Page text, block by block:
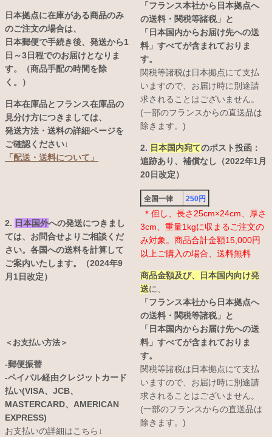
日本拠点に在庫がある商品のみ
のご注文の場合は、
日本郵便で手続き後、発送から1
日～3日程でのお届けとなりま
す。（商品手配の時間を除
く。）
日本在庫品とフランス在庫品の
見分け方につきましては、
発送方法・送料の詳細ページを
ご確認ください↓
「配送・送料について」
2. 日本国外への発送につきまし
ては、お問合せよりご相談くだ
さい。各国への送料を計算して
ご案内いたします。（2024年9
月1日改定）
＜お支払い方法＞
-郵便振替
-ペイパル経由クレジットカード
払い(VISA、JCB、
MASTERCARD、AMERICAN
EXPRESS)
お支払いの詳細はこちら↓
「フランス本社から日本拠点へ
の送料・関税等諸税」と
「日本国内からお届け先への送
料」すべてが含まれておりま
す。
関税等諸税は日本拠点にて支払
いますので、お届け時に別途請
求されることはございません。
(一部のフランスからの直送品は
除きます。)
2. 日本国内宛てのポスト投函：
追跡あり、補償なし（2022年1月
20日改定）
全国一律 250円
＊但し、長さ25cm×24cm、厚さ
3cm、重量1kgに収まるご注文の
み対象。商品合計金額15,000円
以上ご購入の場合、送料無料
商品金額及び、日本国内向け発
送に、
「フランス本社から日本拠点へ
の送料・関税等諸税」と
「日本国内からお届け先への送
料」すべてが含まれておりま
す。
関税等諸税は日本拠点にて支払
いますので、お届け時に別途請
求されることはございません。
(一部のフランスからの直送品は
除きます。)